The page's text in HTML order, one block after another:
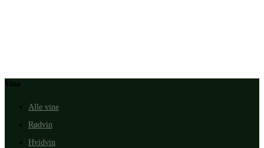
Vine
Alle vine
Rødvin
Hvidvin